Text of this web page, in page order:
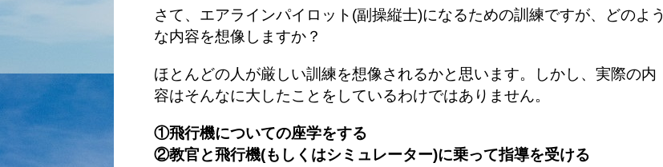
さて、エアラインパイロット(副操縦士)になるための訓練ですが、どのよう
な内容を想像しますか？
ほとんどの人が厳しい訓練を想像されるかと思います。しかし、実際の内
容はそんなに大したことをしているわけではありません。
①飛行機についての座学をする
②教官と飛行機(もしくはシミュレーター)に乗って指導を受ける